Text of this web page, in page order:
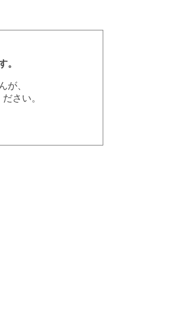
。
が、
さい。